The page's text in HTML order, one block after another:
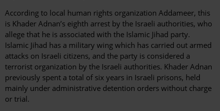
According to local human rights organization Addameer, this
is Khader Adnan’s eighth arrest by the Israeli authorities, who
allege that he is associated with the Islamic Jihad party.
Islamic Jihad has a military wing which has carried out armed
attacks on Israeli citizens, and the party is considered a
terrorist organization by the Israeli authorities. Khader Adnan
previously spent a total of six years in Israeli prisons, held
mainly under administrative detention orders without charge
or trial.